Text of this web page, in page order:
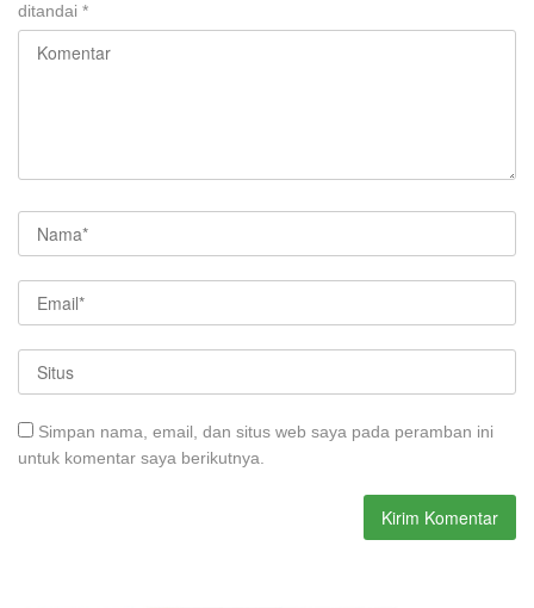
ditandai *
Simpan nama, email, dan situs web saya pada peramban ini
untuk komentar saya berikutnya.